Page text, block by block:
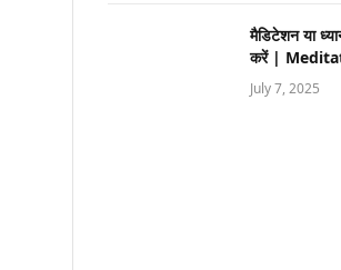
मैडिटेशन या
करें |
July 7, 2025